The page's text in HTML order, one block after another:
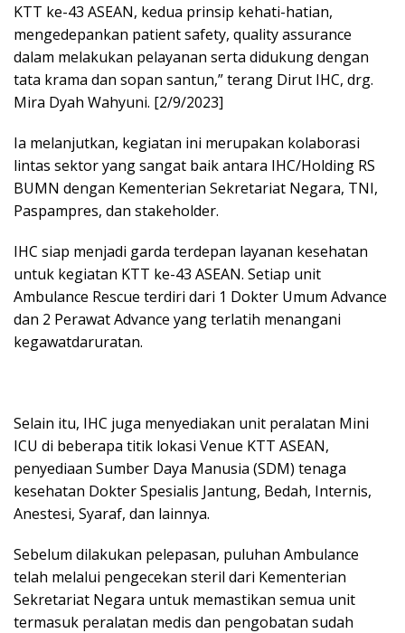
KTT ke-43 ASEAN, kedua prinsip kehati-hatian,
mengedepankan patient safety, quality assurance
dalam melakukan pelayanan serta didukung dengan
tata krama dan sopan santun,” terang Dirut IHC, drg.
Mira Dyah Wahyuni. [2/9/2023]
Ia melanjutkan, kegiatan ini merupakan kolaborasi
lintas sektor yang sangat baik antara IHC/Holding RS
BUMN dengan Kementerian Sekretariat Negara, TNI,
Paspampres, dan stakeholder.
IHC siap menjadi garda terdepan layanan kesehatan
untuk kegiatan KTT ke-43 ASEAN. Setiap unit
Ambulance Rescue terdiri dari 1 Dokter Umum Advance
dan 2 Perawat Advance yang terlatih menangani
kegawatdaruratan.
Selain itu, IHC juga menyediakan unit peralatan Mini
ICU di beberapa titik lokasi Venue KTT ASEAN,
penyediaan Sumber Daya Manusia (SDM) tenaga
kesehatan Dokter Spesialis Jantung, Bedah, Internis,
Anestesi, Syaraf, dan lainnya.
Sebelum dilakukan pelepasan, puluhan Ambulance
telah melalui pengecekan steril dari Kementerian
Sekretariat Negara untuk memastikan semua unit
termasuk peralatan medis dan pengobatan sudah